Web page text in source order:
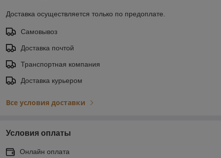
Доставка осуществляется только по предоплате.
Самовывоз
Доставка почтой
Транспортная компания
Доставка курьером
Все условия доставки
Условия оплаты
Онлайн оплата